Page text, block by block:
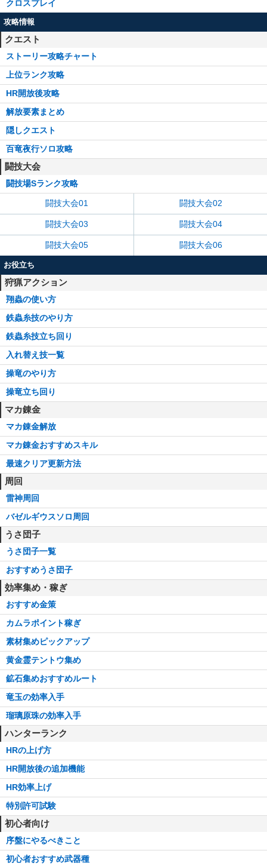
クロスプレイ
攻略情報
クエスト
ストーリー攻略チャート
上位ランク攻略
HR開放後攻略
解放要素まとめ
隠しクエスト
百竜夜行ソロ攻略
闘技大会
闘技場Sランク攻略
闘技大会01 闘技大会02
闘技大会03 闘技大会04
闘技大会05 闘技大会06
お役立ち
狩猟アクション
翔蟲の使い方
鉄蟲糸技のやり方
鉄蟲糸技立ち回り
入れ替え技一覧
操竜のやり方
操竜立ち回り
マカ錬金
マカ錬金解放
マカ錬金おすすめスキル
最速クリア更新方法
周回
雷神周回
バゼルギウスソロ周回
うさ団子
うさ団子一覧
おすすめうさ団子
効率集め・稼ぎ
おすすめ金策
カムラポイント稼ぎ
素材集めピックアップ
黄金霊テントウ集め
鉱石集めおすすめルート
竜玉の効率入手
瑠璃原珠の効率入手
ハンターランク
HRの上げ方
HR開放後の追加機能
HR効率上げ
特別許可試験
初心者向け
序盤にやるべきこと
初心者おすすめ武器種